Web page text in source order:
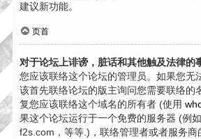
建议新功能。
页首
对于论坛上诽谤，脏话和其他触及法律的
您应该联络这个论坛的管理员。如果您无
该首先联络论坛的版主询问您需要联络的
复您应该联络这个域名的所有者 (使用
果这个论坛运行于一个免费的服务器 (例
f2s.com，等等.)，联络管理者或者服务商